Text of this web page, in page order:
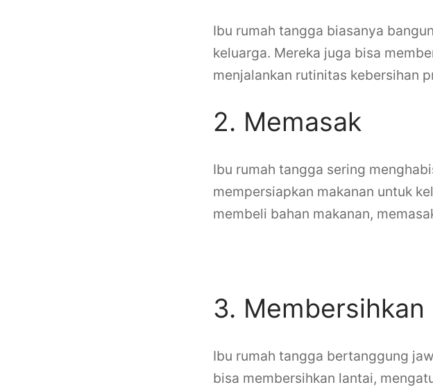
Ibu rumah tangga biasanya
keluarga. Mereka juga bisa
menjalankan rutinitas kebersihan
2. Memasak
Ibu rumah tangga sering
mempersiapkan makanan untuk
membeli bahan makanan,
3. Membersihkan
Ibu rumah tangga bertanggung
bisa membersihkan lantai,